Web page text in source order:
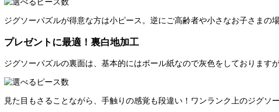
ジグソーパズルが得意な方は小ピース。逆にご高齢者や小さなお子さまの
プレゼントに最適！裏白地加工
ジグソーパズルの裏面は、基本的にはボール紙なので灰色をしております
見た目もさることながら、手触りの感覚も段違い！ワンランク上のジグソ